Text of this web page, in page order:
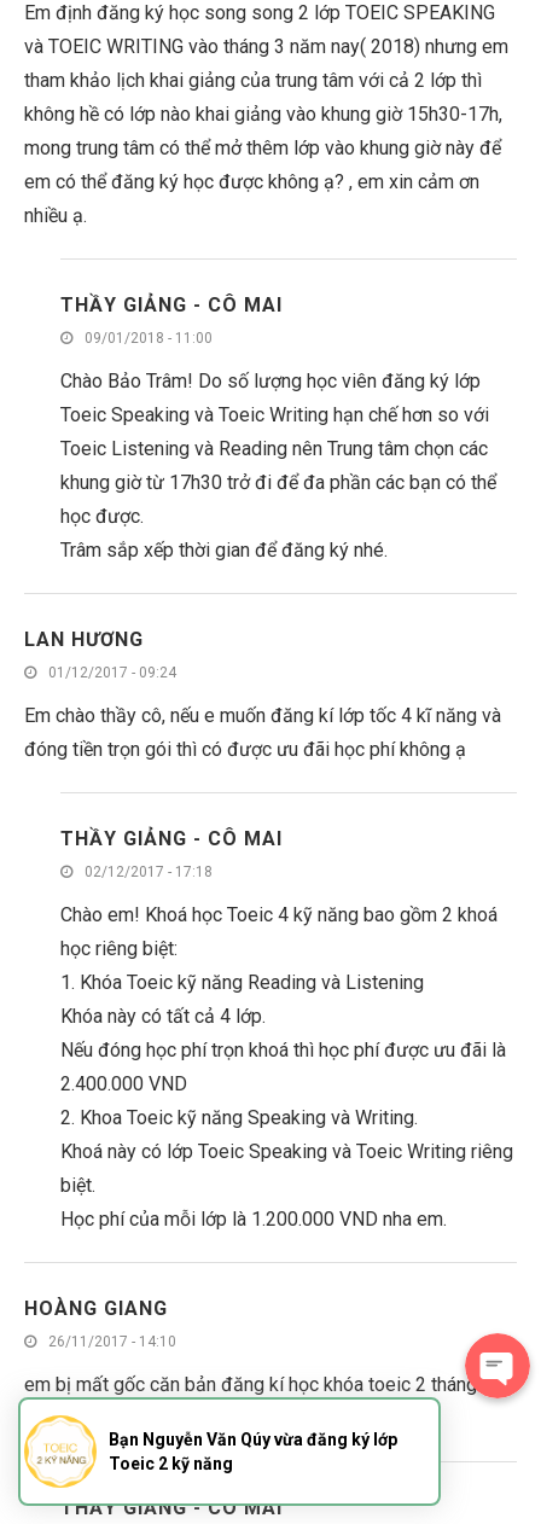
Em định đăng ký học song song 2 lớp TOEIC SPEAKING
và TOEIC WRITING vào tháng 3 năm nay( 2018) nhưng em
tham khảo lịch khai giảng của trung tâm với cả 2 lớp thì
không hề có lớp nào khai giảng vào khung giờ 15h30-17h,
mong trung tâm có thể mở thêm lớp vào khung giờ này để
em có thể đăng ký học được không ạ? , em xin cảm ơn
nhiều ạ.
THẦY GIẢNG - CÔ MAI
09/01/2018 - 11:00
Chào Bảo Trâm! Do số lượng học viên đăng ký lớp
Toeic Speaking và Toeic Writing hạn chế hơn so với
Toeic Listening và Reading nên Trung tâm chọn các
khung giờ từ 17h30 trở đi để đa phần các bạn có thể
học được.
Trâm sắp xếp thời gian để đăng ký nhé.
LAN HƯƠNG
01/12/2017 - 09:24
Em chào thầy cô, nếu e muốn đăng kí lớp tốc 4 kĩ năng và
đóng tiền trọn gói thì có được ưu đãi học phí không ạ
THẦY GIẢNG - CÔ MAI
02/12/2017 - 17:18
Chào em! Khoá học Toeic 4 kỹ năng bao gồm 2 khoá
học riêng biệt:
1. Khóa Toeic kỹ năng Reading và Listening
Khóa này có tất cả 4 lớp.
Nếu đóng học phí trọn khoá thì học phí được ưu đãi là
2.400.000 VND
2. Khoa Toeic kỹ năng Speaking và Writing.
Khoá này có lớp Toeic Speaking và Toeic Writing riêng
biệt.
Học phí của mỗi lớp là 1.200.000 VND nha em.
HOÀNG GIANG
26/11/2017 - 14:10
em bị mất gốc căn bản đăng kí học khóa toeic 2 tháng
được không ạ? có khó khăn gì không ạ?
THẦY GIẢNG - CÔ MAI
Bạn Nguyễn Văn Qúy vừa đăng ký lớp
Toeic 2 kỹ năng